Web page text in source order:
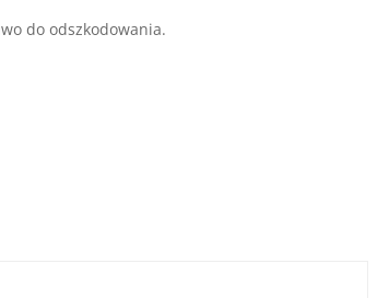
do odszkodowania.